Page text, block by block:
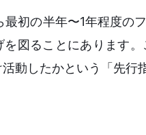
最初の半年〜1年程度の
図ることにあります
動したかという「先行